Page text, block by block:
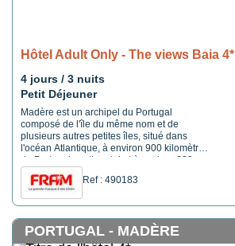
Hôtel Adult Only - The views Baia 4*
4 jours / 3 nuits
Petit Déjeuner
Madère est un archipel du Portugal
composé de l'île du même nom et de
plusieurs autres petites îles, situé dans
l'océan Atlantique, à environ 900 kilomètres
du Portugal continental et à environ 600
kilomètres de la côte du Maroc. Son climat
subtropical et ses paysages singuliers en
font une destination touristique appréciée.
Madère est à juste ...
Ref : 490183
PORTUGAL - MADÈRE